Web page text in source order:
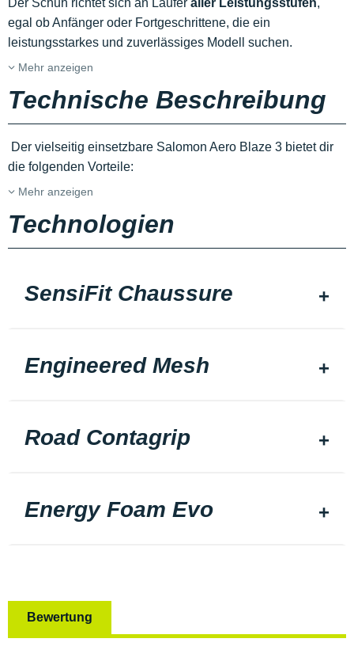
Der Schuh richtet sich an Läufer aller Leistungsstufen,
egal ob Anfänger oder Fortgeschrittene, die ein
leistungsstarkes und zuverlässiges Modell suchen.
Mehr anzeigen
Technische Beschreibung
Der vielseitig einsetzbare Salomon Aero Blaze 3 bietet dir
die folgenden Vorteile:
Mehr anzeigen
Technologien
SensiFit Chaussure
Engineered Mesh
Road Contagrip
Energy Foam Evo
Bewertung